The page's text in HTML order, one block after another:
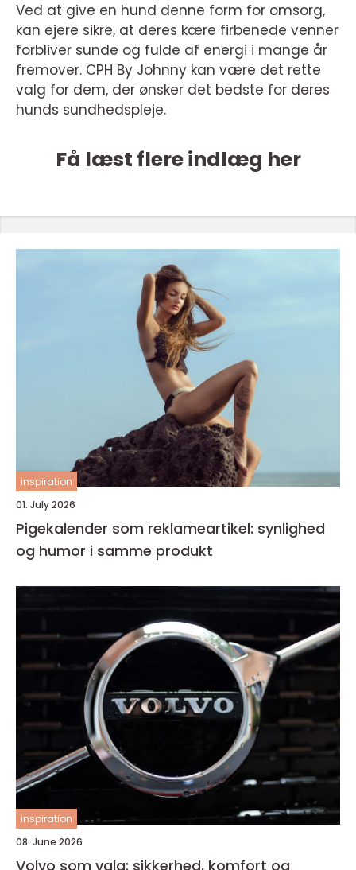
Ved at give en hund denne form for omsorg,
kan ejere sikre, at deres kære firbenede venner
forbliver sunde og fulde af energi i mange år
fremover. CPH By Johnny kan være det rette
valg for dem, der ønsker det bedste for deres
hunds sundhedspleje.
Få læst flere indlæg her
inspiration
01. July 2026
Pigekalender som reklameartikel: synlighed
og humor i samme produkt
inspiration
08. June 2026
Volvo som valg: sikkerhed, komfort og